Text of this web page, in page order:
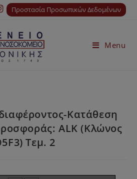
Προστασία Προσωπικών Δεδομένων
Menu
Κατάθεση
ALK (Κλώνος
Τεμ. 2